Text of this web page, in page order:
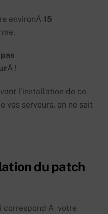
environÂ 15
Â !
l’installation de ce
vos serveurs, on ne sait
du patch
Ã votre